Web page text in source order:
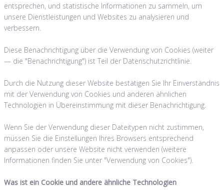
entsprechen, und statistische Informationen zu sammeln, um
unsere Dienstleistungen und Websites zu analysieren und
verbessern.
Diese Benachrichtigung über die Verwendung von Cookies (weiter
— die "Benachrichtigung") ist Teil der Datenschutzrichtlinie.
Durch die Nutzung dieser Website bestätigen Sie Ihr Einverständnis
mit der Verwendung von Cookies und anderen ähnlichen
Technologien in Übereinstimmung mit dieser Benachrichtigung.
Wenn Sie der Verwendung dieser Dateitypen nicht zustimmen,
müssen Sie die Einstellungen Ihres Browsers entsprechend
anpassen oder unsere Website nicht verwenden (weitere
Informationen finden Sie unter "Verwendung von Cookies").
Was ist ein Cookie und andere ähnliche Technologien